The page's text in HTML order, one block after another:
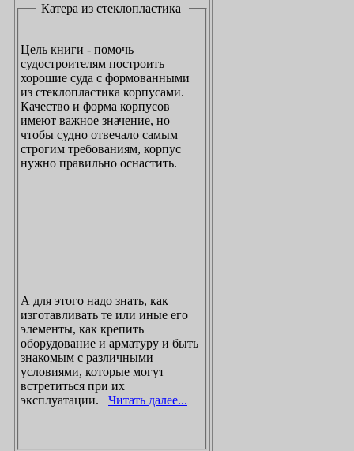
Катера из стеклопластика
Цель книги - помочь
судостроителям построить
хорошие суда с формованными
из стеклопластика корпусами.
Качество и форма корпусов
имеют важное значение, но
чтобы судно отвечало самым
строгим требованиям, корпус
нужно правильно оснастить.
А для этого надо знать, как
изготавливать те или иные его
элементы, как крепить
оборудование и арматуру и быть
знакомым с различными
условиями, которые могут
встретиться при их
эксплуатации.
Читать далее...